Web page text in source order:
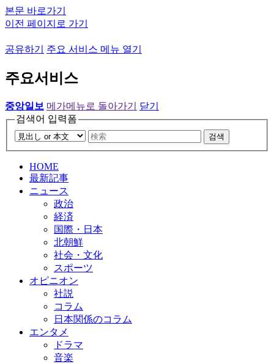
본문 바로가기
이전 페이지로 가기
공유하기 주요 서비스 메뉴 열기
주요서비스
중앙일보 메가메뉴로 돌아가기
닫기
검색어 입력폼
검색
HOME
最新記事
ニュース
政治
経済
国際・日本
北朝鮮
社会・文化
スポーツ
オピニオン
社説
コラム
日本関係のコラム
エンタメ
ドラマ
音楽